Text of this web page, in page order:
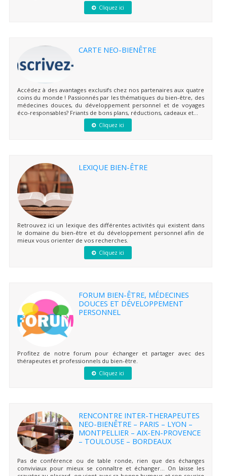
Cliquez ici
CARTE NEO-BIENÊTRE
Accédez à des avantages exclusifs chez nos partenaires aux quatre
coins du monde ! Passionnés par les thématiques du bien-être, des
médecines douces, du développement personnel et de voyages
éco-responsables? Friants de bons plans, réductions, cadeaux et...
Cliquez ici
LEXIQUE BIEN-ÊTRE
Retrouvez ici un lexique des différentes activités qui existent dans
le domaine du bien-être et du développement personnel afin de
mieux vous orienter de vos recherches.
Cliquez ici
FORUM BIEN-ÊTRE, MÉDECINES
DOUCES ET DÉVELOPPEMENT
PERSONNEL
Profitez de notre forum pour échanger et partager avec des
thérapeutes et professionnels du bien-être.
Cliquez ici
RENCONTRE INTER-THERAPEUTES
NEO-BIENÊTRE – PARIS – LYON –
MONTPELLIER – AIX-EN-PROVENCE
– TOULOUSE – BORDEAUX
Pas de conférence ou de table ronde, rien que des échanges
conviviaux pour mieux se connaître et échanger… On laisse les